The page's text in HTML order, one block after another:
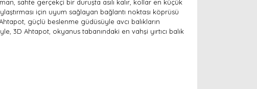
sahte gerçekçi bir duruşta asılı kalır, kollar en küçük
için uyum sağlayan bağlantı noktası köprüsü
güçlü beslenme güdüsüyle avcı balıkların
3D Ahtapot, okyanus tabanındaki en vahşi yırtıcı balık